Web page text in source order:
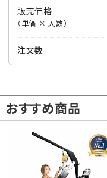
販売価格
（単価 × 入数）
注文数
おすすめ商品